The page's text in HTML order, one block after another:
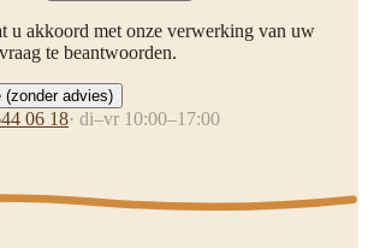
u akkoord met onze verwerking van uw
te beantwoorden.
advies)
06 18· di–vr 10:00–17:00